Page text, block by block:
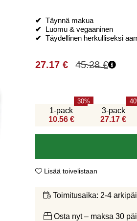
✔ Täynnä makua
✔ Luomu & vegaaninen
✔ Täydellinen herkulliseksi
45.28€
27.17 €
1-pack
10.56 €
30
3-pack
27.17 €
40
Lisää toivelistaan
Toimitusaika: 2-4
Osta nyt – maksa 30